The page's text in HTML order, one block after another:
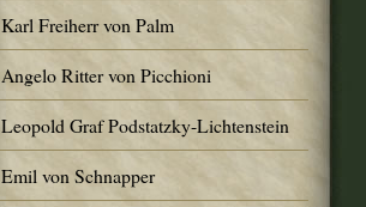
Karl Freiherr von Palm
Angelo Ritter von Picchioni
Leopold Graf Podstatzky-Lichtenstein
Emil von Schnapper